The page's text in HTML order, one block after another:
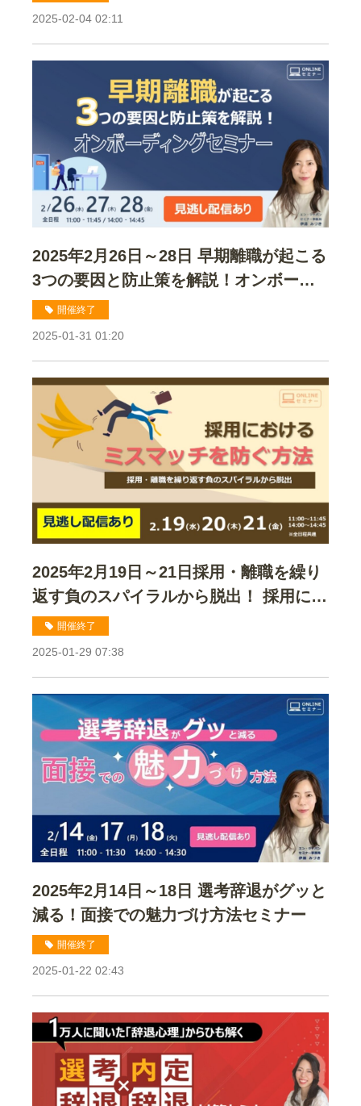
2025-02-04 02:11
2025年2月26日～28日 早期離職が起こる
3つの要因と防止策を解説！オンボーデ
ィングセミナー
開催終了
2025-01-31 01:20
2025年2月19日～21日採用・離職を繰り
返す負のスパイラルから脱出！ 採用にお
ける ミスマッチを防ぐ方法セミナー
開催終了
2025-01-29 07:38
2025年2月14日～18日 選考辞退がグッと
減る！面接での魅力づけ方法セミナー
開催終了
2025-01-22 02:43